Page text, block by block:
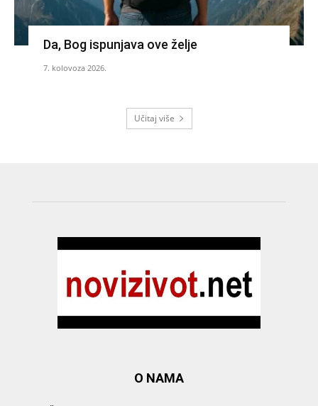
Da, Bog ispunjava ove želje
7. kolovoza 2026.
Učitaj više
O NAMA